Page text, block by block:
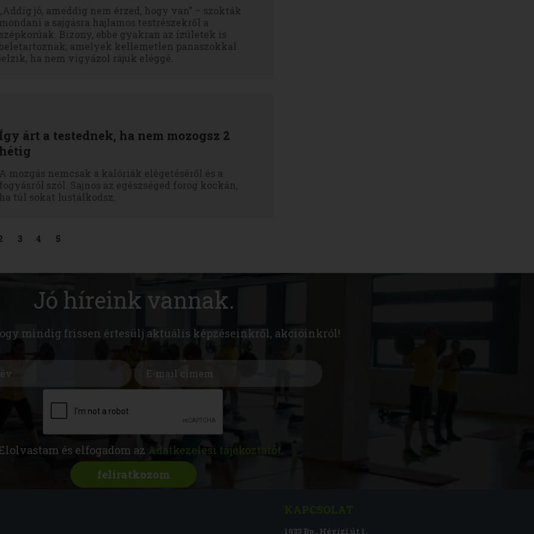
jó, ameddig nem érzed, hogy van” – szokták
a sajgásra hajlamos testrészekről a
Bizony, ebbe gyakran az ízületek is
amelyek kellemetlen panaszokkal
ha nem vigyázol rájuk eléggé.
árt a testednek, ha nem mozogsz 2
mozgás nemcsak a kalóriák elégetéséről és a
szól. Sajnos az egészséged forog kockán,
túl sokat lustálkodsz.
3 4 5
Jó híreink vannak.
mindig frissen értesülj aktuális képzéseinkről, akcióinkról!
és elfogadom az Adatkezelési tájékoztatót.
1033 Bp., Hévízi út 1.